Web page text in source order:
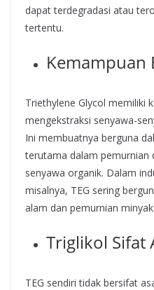
dapat terdegradasi atau
tertentu.
Kemampuan
Triethylene Glycol memiliki
mengekstraksi senyawa-
Ini membuatnya berguna
terutama dalam pemurnian
senyawa organik. Dalam
misalnya, TEG sering
alam dan pemurnian
Triglikol Sifat
TEG sendiri tidak bersifat